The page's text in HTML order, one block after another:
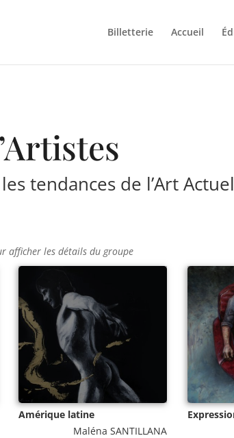
Billetterie Accueil
tendances de l’Art Actuel
afficher les détails du groupe
Amérique latine
Maléna SANTILLANA